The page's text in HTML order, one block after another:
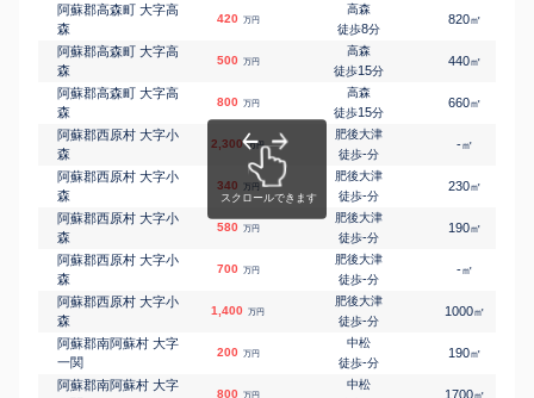
阿蘇郡高森町 大字高
森
420 万円
高森
徒歩8分
820㎡
阿蘇郡高森町 大字高
森
500 万円
高森
徒歩15分
440㎡
阿蘇郡高森町 大字高
森
800 万円
高森
徒歩15分
660㎡
阿蘇郡西原村 大字小
森
2,300 万円
肥後大津
徒歩-分
-㎡
阿蘇郡西原村 大字小
森
340 万円
肥後大津
徒歩-分
230㎡
阿蘇郡西原村 大字小
森
580 万円
肥後大津
徒歩-分
190㎡
阿蘇郡西原村 大字小
森
700 万円
肥後大津
徒歩-分
-㎡
阿蘇郡西原村 大字小
森
1,400 万円
肥後大津
徒歩-分
1000㎡
阿蘇郡南阿蘇村 大字
一関
200 万円
中松
徒歩-分
190㎡
阿蘇郡南阿蘇村 大字
800 万円
中松
1700㎡